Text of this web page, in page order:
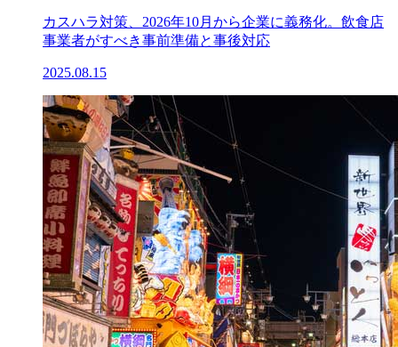
カスハラ対策、2026年10月から企業に義務化。飲食店
事業者がすべき事前準備と事後対応
2025.08.15